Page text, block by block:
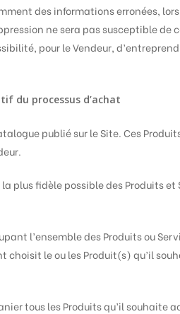
des informations erronées,
ne sera pas susceptible
pour le Vendeur,
du processus d’achat
publié sur le Site. Ces
fidèle possible des Produits
l’ensemble des Produits ou
le ou les Produit(s) qu’il
tous les Produits qu’il